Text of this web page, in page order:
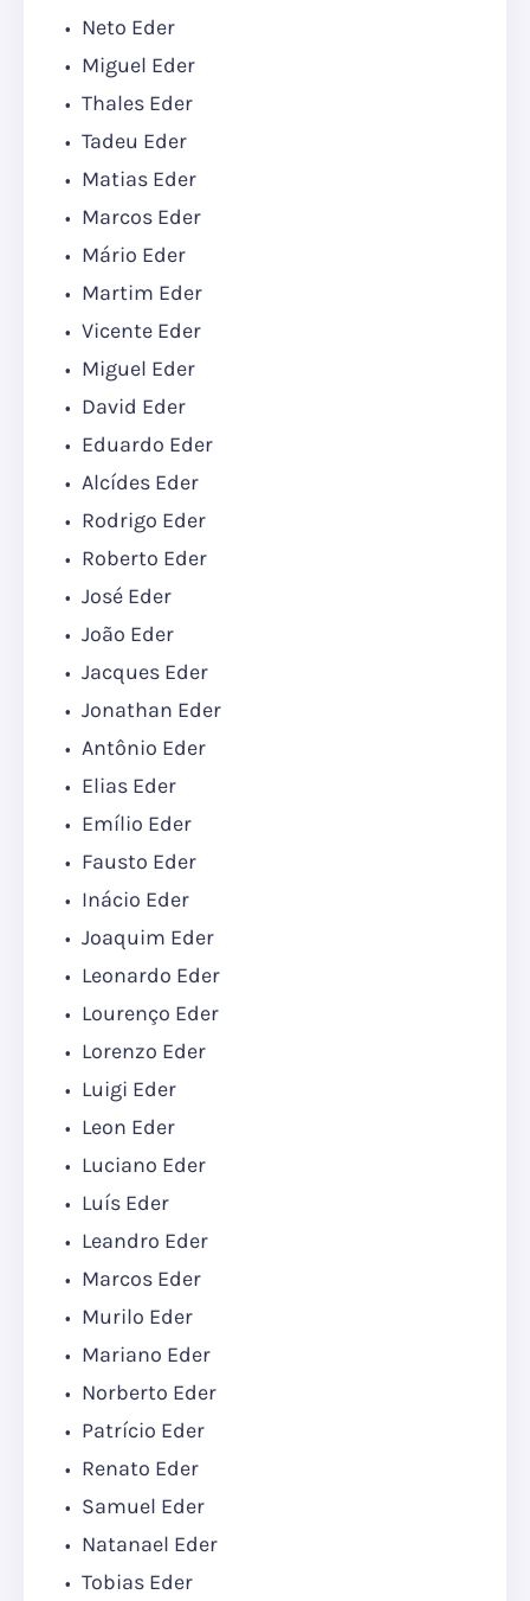
Neto Eder
Miguel Eder
Thales Eder
Tadeu Eder
Matias Eder
Marcos Eder
Mário Eder
Martim Eder
Vicente Eder
Miguel Eder
David Eder
Eduardo Eder
Alcídes Eder
Rodrigo Eder
Roberto Eder
José Eder
João Eder
Jacques Eder
Jonathan Eder
Antônio Eder
Elias Eder
Emílio Eder
Fausto Eder
Inácio Eder
Joaquim Eder
Leonardo Eder
Lourenço Eder
Lorenzo Eder
Luigi Eder
Leon Eder
Luciano Eder
Luís Eder
Leandro Eder
Marcos Eder
Murilo Eder
Mariano Eder
Norberto Eder
Patrício Eder
Renato Eder
Samuel Eder
Natanael Eder
Tobias Eder